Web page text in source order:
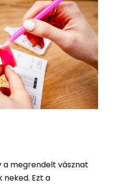
a megrendelt vásznat
Ezt a